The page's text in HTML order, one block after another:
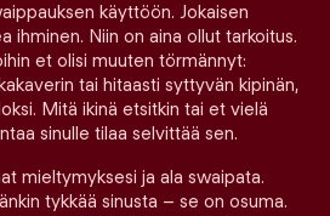
käyttöön. Jokaisen
ihminen. Niin on aina ollut tarkoitus.
et olisi muuten törmännyt:
tai hitaasti syttyvän kipinän,
Mitä ikinä etsitkin tai et vielä
sinulle tilaa selvittää sen.
mieltymyksesi ja ala swaipata.
tykkää sinusta – se on osuma.